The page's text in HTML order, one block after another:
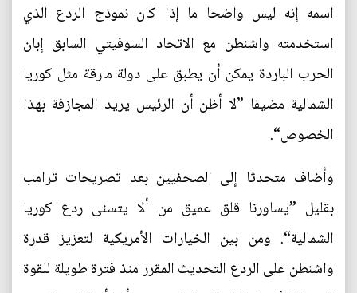
اسمه إنه ليس واضحا ما إذا كان نموذج الردع الذي
استخدمته واشنطن مع الاتحاد السوفيتي السابق إبان
الحرب الباردة يمكن أن يطبق على دولة مارقة مثل كوريا
الشمالية مضيفا ”لا أظن أن الرئيس يريد المجازفة بهذا
الخصوص“.
وأضاف متحدثا إلى الصحفيين بعد تصريحات ترامب
بقليل ”يساورنا قلق عميق من ألا يتسنى ردع كوريا
الشمالية“. ومن بين الخيارات الأمريكية لتعزيز قدرة
واشنطن على الردع التحديث المقرر منذ فترة طويلة للقوة